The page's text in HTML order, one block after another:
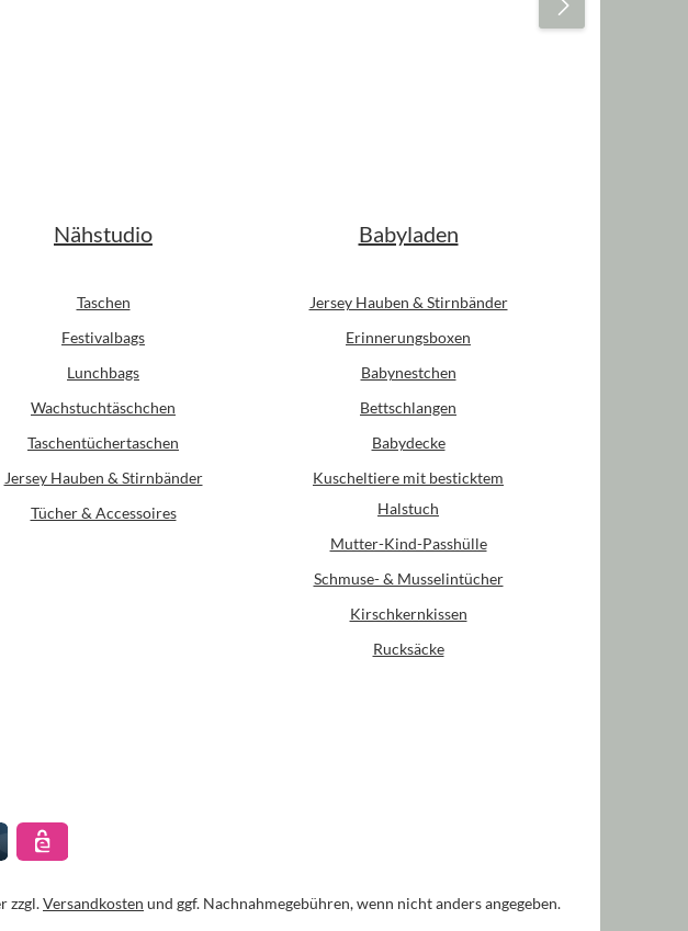
Nähstudio
Taschen
Festivalbags
Lunchbags
Wachstuchtäschchen
Taschentüchertaschen
Jersey Hauben & Stirnbänder
Tücher & Accessoires
Babyladen
Jersey Hauben & Stirnbänder
Erinnerungsboxen
Babynestchen
Bettschlangen
Babydecke
Kuscheltiere mit besticktem
Halstuch
Mutter-Kind-Passhülle
Schmuse- & Musselintücher
Kirschkernkissen
Rucksäcke
zzgl.Versandkosten und ggf. Nachnahmegebühren, wenn nicht anders angegeben.